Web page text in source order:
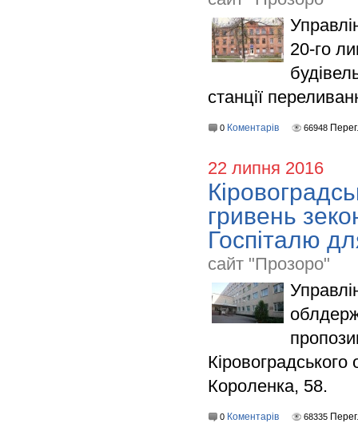
20-го
станції
0 Коментарів 66948
22 липня 2016
гривень
Госпіталю
сайт "Прозоро"
Кіровоградського
Короленка, 58.
0 Коментарів 68335